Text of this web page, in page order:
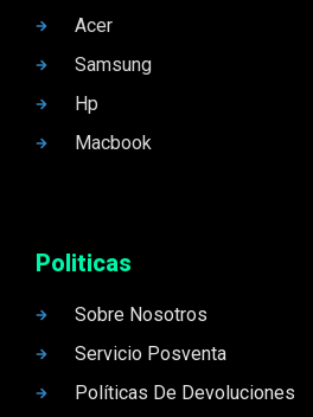
Acer
Samsung
Hp
Macbook
Politicas
Sobre Nosotros
Servicio Posventa
Políticas De Devoluciones